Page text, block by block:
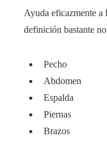
Ayuda eficazmente a
definición bastante
Pecho
Abdomen
Espalda
Piernas
Brazos